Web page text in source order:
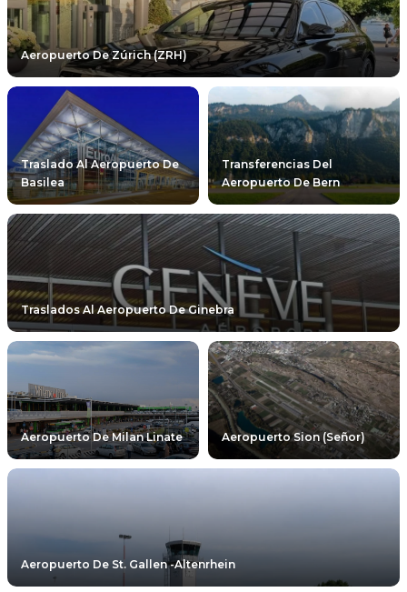
Aeropuerto De Zúrich (ZRH)
Traslado Al Aeropuerto De
Basilea
Transferencias Del
Aeropuerto De Bern
Traslados Al Aeropuerto De Ginebra
Aeropuerto De Milan Linate Aeropuerto Sion (señor)
Aeropuerto De St. Gallen -Altenrhein